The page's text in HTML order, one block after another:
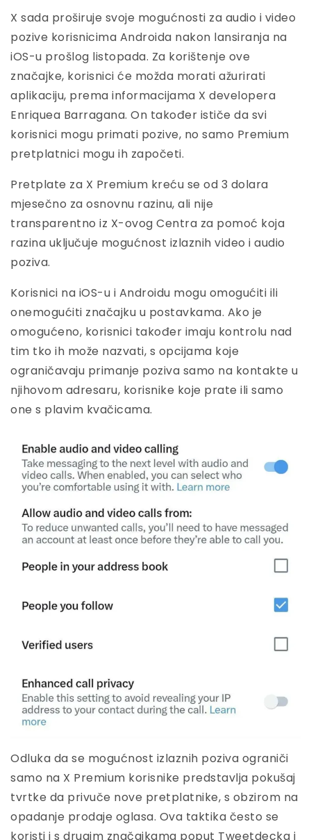
X sada proširuje svoje mogućnosti za audio i video
pozive korisnicima Androida nakon lansiranja na
iOS-u prošlog listopada. Za korištenje ove
značajke, korisnici će možda morati ažurirati
aplikaciju, prema informacijama X developera
Enriquea Barragana. On također ističe da svi
korisnici mogu primati pozive, no samo Premium
pretplatnici mogu ih započeti.
Pretplate za X Premium kreću se od 3 dolara
mjesečno za osnovnu razinu, ali nije
transparentno iz X-ovog Centra za pomoć koja
razina uključuje mogućnost izlaznih video i audio
poziva.
Korisnici na iOS-u i Androidu mogu omogućiti ili
onemogućiti značajku u postavkama. Ako je
omogućeno, korisnici također imaju kontrolu nad
tim tko ih može nazvati, s opcijama koje
ograničavaju primanje poziva samo na kontakte u
njihovom adresaru, korisnike koje prate ili samo
one s plavim kvačicama.
Odluka da se mogućnost izlaznih poziva ograniči
samo na X Premium korisnike predstavlja pokušaj
tvrtke da privuče nove pretplatnike, s obzirom na
opadanje prodaje oglasa. Ova taktika često se
koristi i s drugim značajkama poput Tweetdecka i